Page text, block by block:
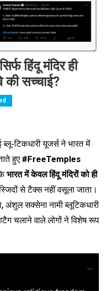
हिंदू मंदिर ही
की सच्चाई?
टिकधारी यूजर्स ने भारत में
हुए #FreeTemples
भारत में केवल हिंदू मंदिरों को ही
से टैक्स नहीं वसूला जाता।
अंशुल सक्सेना नामी ब्लूटिकधारी
चलाने वाले लोगों ने विशेष रूप